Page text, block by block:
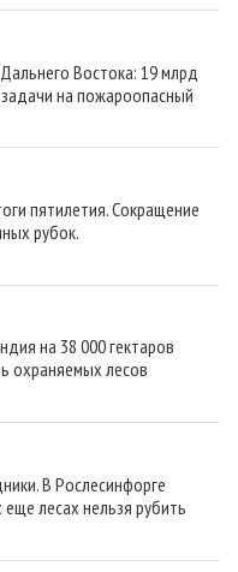
Востока: 19 млрд
на пожароопасный
пятилетия. Сокращение
рубок.
на 38 000 гектаров
охраняемых лесов
В Рослесинфорге
еще лесах нельзя рубить